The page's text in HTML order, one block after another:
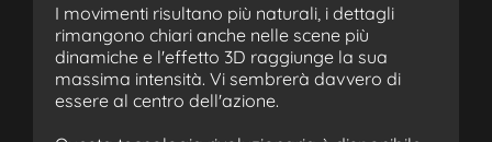
I movimenti risultano più naturali, i dettagli
rimangono chiari anche nelle scene più
dinamiche e l'effetto 3D raggiunge la sua
massima intensità. Vi sembrerà davvero di
essere al centro dell'azione.